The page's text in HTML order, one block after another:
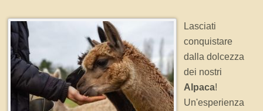
Lasciati
conquistare
dalla dolcezza
dei nostri
Alpaca!
Un'esperienza